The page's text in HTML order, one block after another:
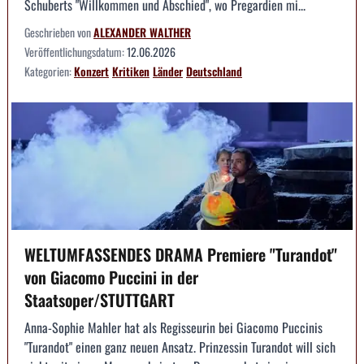
Schuberts "Willkommen und Abschied", wo Pregardien mi...
Geschrieben vonALEXANDER WALTHER
Veröffentlichungsdatum:12.06.2026
Kategorien:KonzertKritikenLänderDeutschland
WELTUMFASSENDES DRAMA Premiere "Turandot"
von Giacomo Puccini in der
Staatsoper/STUTTGART
Anna-Sophie Mahler hat als Regisseurin bei Giacomo Puccinis
"Turandot" einen ganz neuen Ansatz. Prinzessin Turandot will sich